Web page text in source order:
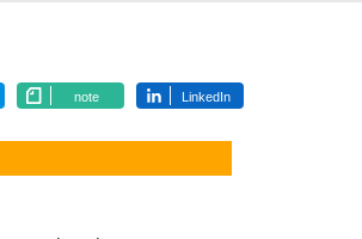
note LinkedIn